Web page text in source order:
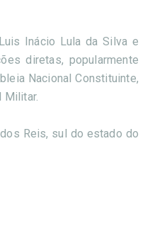
Inácio Lula da Silva e
diretas, popularmente
Nacional Constituinte,
Militar.
Reis, sul do estado do